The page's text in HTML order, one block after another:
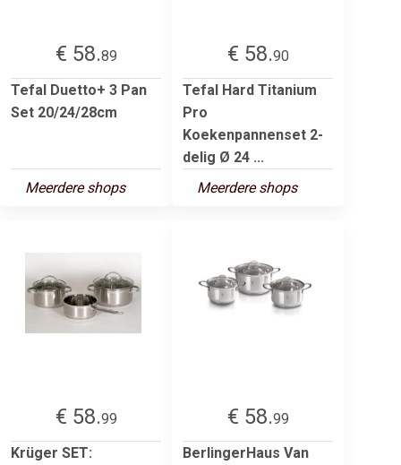
€ 58.89
Tefal Duetto+ 3 Pan
Set 20/24/28cm
Meerdere shops
€ 58.90
Tefal Hard Titanium
Pro
Koekenpannenset 2-
delig Ø 24 ...
Meerdere shops
€ 58.99
Krüger SET:
€ 58.99
BerlingerHaus Van